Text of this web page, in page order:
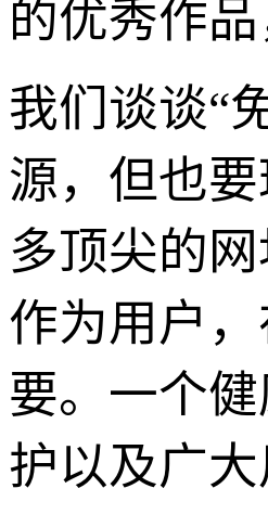
的优秀作
我们谈谈“
源，但也
多顶尖的
作为用户
要。一个
护以及广